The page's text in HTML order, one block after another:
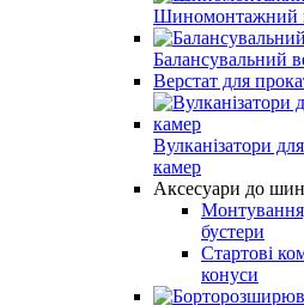
Шиномонтажний
Балансувальний
Верстат для
Вулканізатори
камер
Аксесуари до
бустери
Стартові
конуси